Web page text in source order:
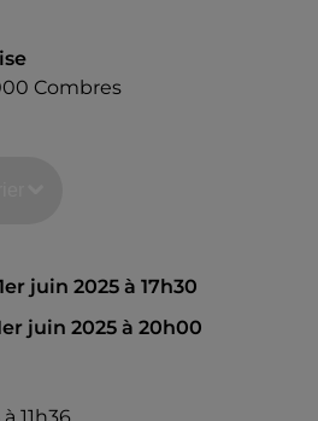
Combres
juin 2025 à 17h30
juin 2025 à 20h00